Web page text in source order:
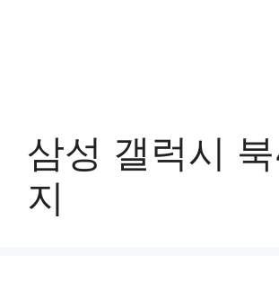
삼성 갤럭시
지